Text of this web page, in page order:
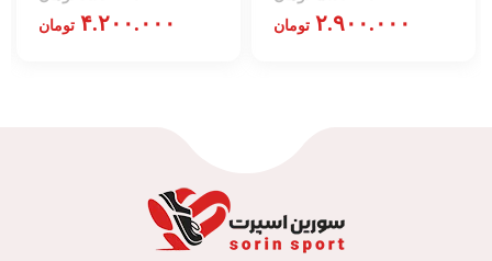
۲.۹۰۰.۰۰۰ تومان ۴.۲۰۰.۰۰۰ تومان